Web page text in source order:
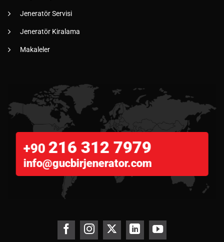
Jeneratör Servisi
Jeneratör Kiralama
Makaleler
+90 216 312 7979
info@gucbirjenerator.com